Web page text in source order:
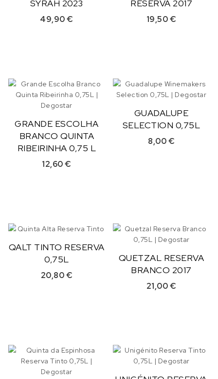
SYRAH 2023
49,90€
RESERVA 2017
19,50€
GRANDE ESCOLHA
BRANCO QUINTA
RIBEIRINHA 0,75 L
12,60€
GUADALUPE
SELECTION 0,75L
8,00€
QALT TINTO RESERVA
0,75L
20,80€
QUETZAL RESERVA
BRANCO 2017
21,00€